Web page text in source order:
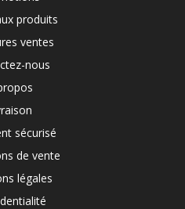
produits
ventes
nous
sécurisé
de vente
légales